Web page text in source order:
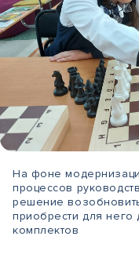
На фоне
процессов
решение
приобрести для него
комплектов